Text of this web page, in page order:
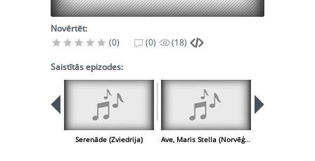
Novērtēt:
(0)
(0) (18)
Saistītās epizodes:
Serenāde (Zviedrija) Ave, Maris Stella (Norvēģija)